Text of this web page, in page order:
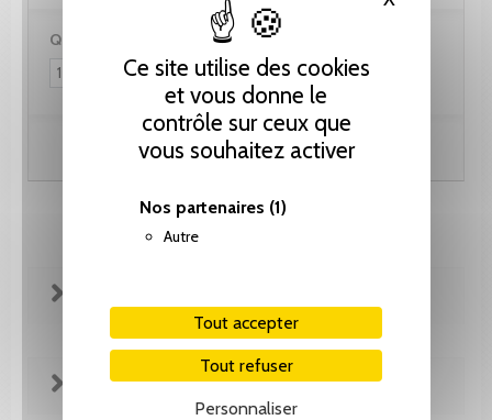
Ce site utilise des cookies
et vous donne le
contrôle sur ceux que
vous souhaitez activer
Nos partenaires (1)
Autre
Tout accepter
Tout refuser
Personnaliser
Quantité :
Ajouter au panier
EXTRAITS